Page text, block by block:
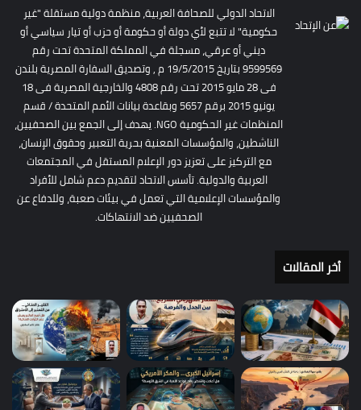
الاتحاد الدولي للصحافة العربية، منظمة دولية مستقلة "غير
حكومية" لا تتبع لأي دولة أو حكومة أو حزب أو تيار سياسي أو
ديني أو عرقي، مسجلة في المملكة المتحدة تحت رقم
9599569 بتاريخ 19/5/2015 م , وتصديق السفارة المصرية بلندن
فى 28 مايو 2015 تحت رقم 4808 والخارجية المصرية فى 18
يونيو 2015 برقم 5657 وبقاعدة بيانات الأمم المتحدة / قسم
المنظمات غير الحكومية NGO. يهدف إلى الجمع بين الصحفيين،
الناشطين، والمؤسسات المعنية بحرية التعبير وحقوق الإنسان،
مع التركيز على تعزيز دور الإعلام المستقل في المجتمعات
العربية والدولية. تأسس الاتحاد لتقديم دعم شامل للأفراد
والمؤسسات الإعلامية التي تعمل في بيئات صعبة، وللدفاع عن
الصحفيين ضد الانتهاكات.
أخر المقالات